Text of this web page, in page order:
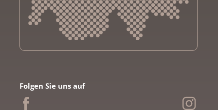
Krebsliga Bern
Krebsliga Freiburg
Folgen Sie uns auf